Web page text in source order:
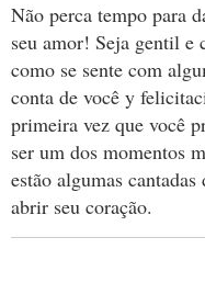
Não perca tempo para
seu amor! Seja gentil e
como se sente com
conta de você y
primeira vez que você
ser um dos momentos
estão algumas
abrir seu coração.